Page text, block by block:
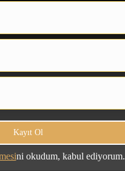
ni okudum, kabul ediyorum.